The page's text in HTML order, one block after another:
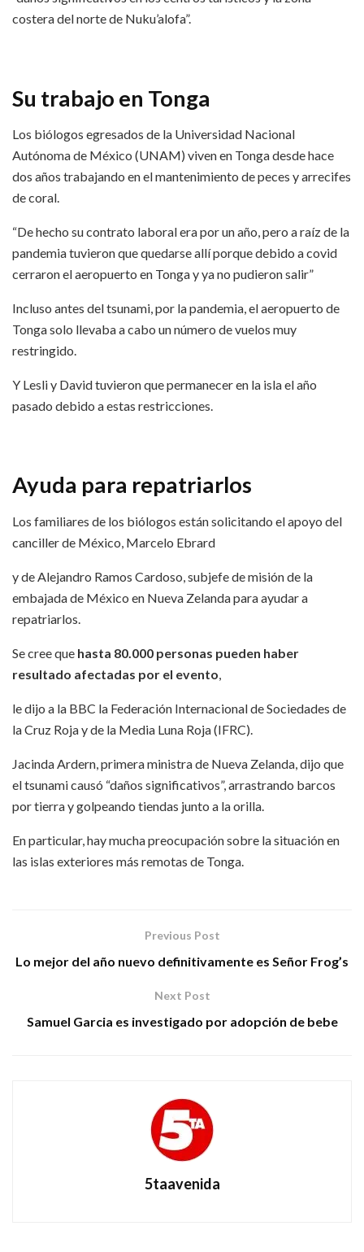
costera del norte de Nuku’alofa”.
Su trabajo en Tonga
Los biólogos egresados de la Universidad Nacional
Autónoma de México (UNAM) viven en Tonga desde hace
dos años trabajando en el mantenimiento de peces y arrecifes
de coral.
“De hecho su contrato laboral era por un año, pero a raíz de la
pandemia tuvieron que quedarse allí porque debido a covid
cerraron el aeropuerto en Tonga y ya no pudieron salir”
Incluso antes del tsunami, por la pandemia, el aeropuerto de
Tonga solo llevaba a cabo un número de vuelos muy
restringido.
Y Lesli y David tuvieron que permanecer en la isla el año
pasado debido a estas restricciones.
Ayuda para repatriarlos
Los familiares de los biólogos están solicitando el apoyo del
canciller de México, Marcelo Ebrard
y de Alejandro Ramos Cardoso, subjefe de misión de la
embajada de México en Nueva Zelanda para ayudar a
repatriarlos.
Se cree que hasta 80.000 personas pueden haber
resultado afectadas por el evento
le dijo a la BBC la Federación Internacional de Sociedades de
la Cruz Roja y de la Media Luna Roja (IFRC).
Jacinda Ardern, primera ministra de Nueva Zelanda, dijo que
el tsunami causó “daños significativos”, arrastrando barcos
por tierra y golpeando tiendas junto a la orilla.
En particular, hay mucha preocupación sobre la situación en
las islas exteriores más remotas de Tonga.
Previous Post
Lo mejor del año nuevo definitivamente es Señor Frog’s
Next Post
Samuel Garcia es investigado por adopción de bebe
5taavenida